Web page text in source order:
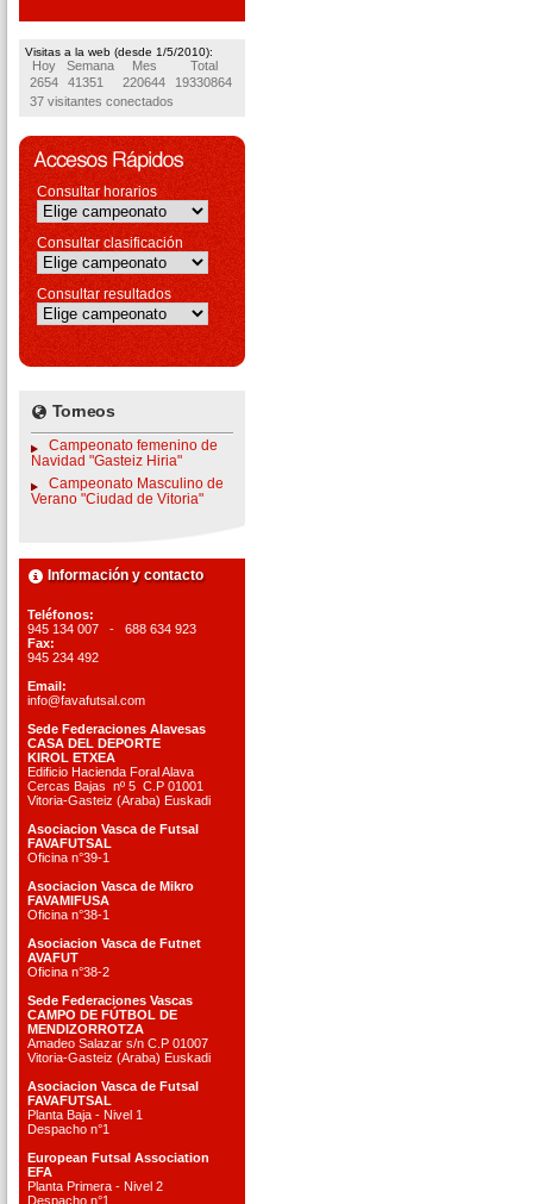
Visitas a la web (desde 1/5/2010):
Hoy Semana Mes
Total
2654
41351 220644
19330864
37 visitantes conectados
Consultar horarios
Consultar clasificación
Consultar resultados
Torneos
Campeonato femenino de
Navidad "Gasteiz Hiria"
Campeonato Masculino de
Verano "Ciudad de Vitoria"
Información y contacto
Teléfonos:
945 134 007 - 688 634 923
Fax:
945 234 492
Email:
info@favafutsal.com
Sede Federaciones Alavesas
CASA DEL DEPORTE
KIROL ETXEA
Edificio Hacienda Foral Alava
Cercas Bajas nº 5 C.P 01001
Vitoria-Gasteiz (Araba) Euskadi
Asociacion Vasca de Futsal
FAVAFUTSAL
Oficina n°39-1
Asociacion Vasca de Mikro
FAVAMIFUSA
Oficina n°38-1
Asociacion Vasca de Futnet
AVAFUT
Oficina n°38-2
Sede Federaciones Vascas
CAMPO DE FÚTBOL DE
MENDIZORROTZA
Amadeo Salazar s/n C.P 01007
Vitoria-Gasteiz (Araba) Euskadi
Asociacion Vasca de Futsal
FAVAFUTSAL
Planta Baja - Nivel 1
Despacho n°1
European Futsal Association
EFA
Planta Primera - Nivel 2
Despacho n°1